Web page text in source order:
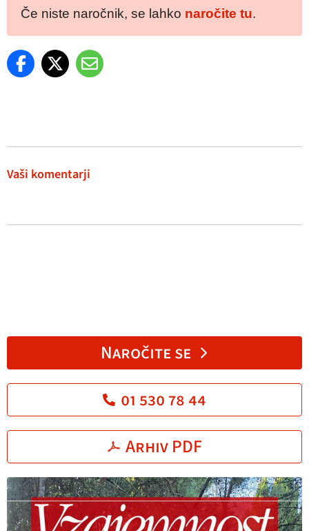
Če niste naročnik, se lahko naročite tu.
Vaši komentarji
Naročite se
01 530 78 44
Arhiv PDF